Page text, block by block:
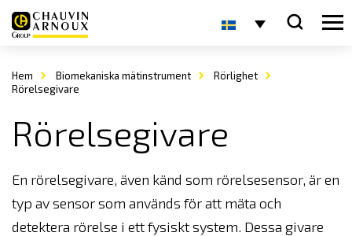
Hem Biomekaniska mätinstrument
Rörlighet
Rörelsegivare
Rörelsegivare
En rörelsegivare, även känd som rörelsesensor, är en
typ av sensor som används för att mäta och
detektera rörelse i ett fysiskt system. Dessa givare